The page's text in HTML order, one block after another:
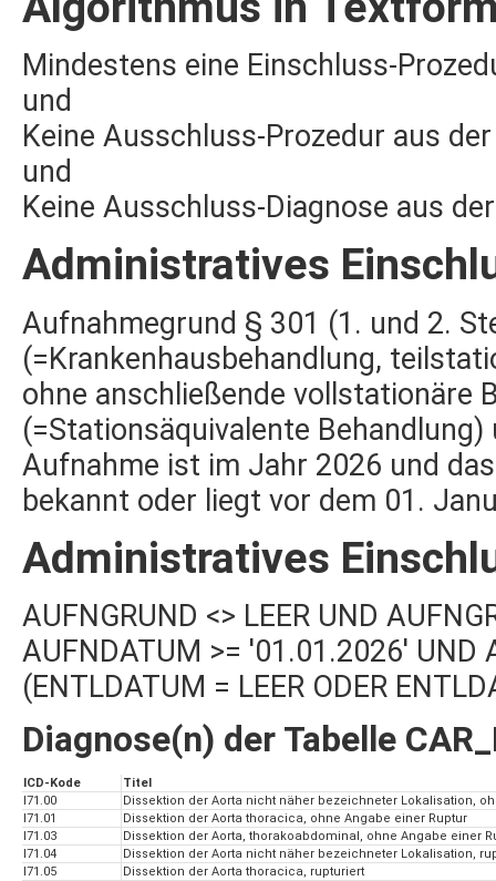
Mindestens eine Einschluss-
und
Keine Ausschluss-Prozedur aus der
und
Keine Ausschluss-Diagnose aus
Administratives
Aufnahmegrund § 301 (1. und 2.
(=Krankenhausbehandlung,
ohne anschließende vollstationäre
(=Stationsäquivalente
Aufnahme ist im Jahr 2026 und
bekannt oder liegt vor dem 01.
Administratives
AUFNGRUND <> LEER UND
AUFNDATUM >= '01.01.2026' UND
(ENTLDATUM = LEER ODER
Diagnose(n) der Tabelle
ICD-Kode
Titel
I71.00
Dissektion der Aorta nicht näher bezeichneter Lokalisation,
I71.01
Dissektion der Aorta thoracica, ohne Angabe einer Ruptur
I71.03
Dissektion der Aorta, thorakoabdominal, ohne Angabe einer
I71.04
Dissektion der Aorta nicht näher bezeichneter Lokalisation,
I71.05
Dissektion der Aorta thoracica, rupturiert